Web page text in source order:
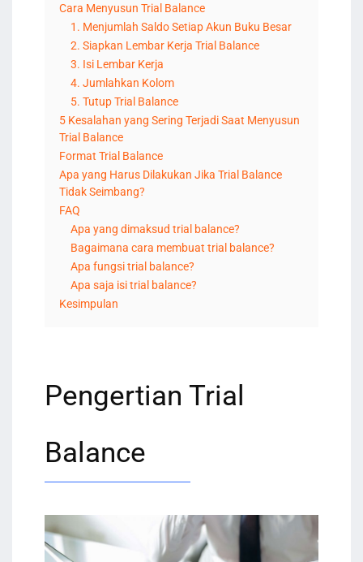
Cara Menyusun Trial Balance
1. Menjumlah Saldo Setiap Akun Buku Besar
2. Siapkan Lembar Kerja Trial Balance
3. Isi Lembar Kerja
4. Jumlahkan Kolom
5. Tutup Trial Balance
5 Kesalahan yang Sering Terjadi Saat Menyusun
Trial Balance
Format Trial Balance
Apa yang Harus Dilakukan Jika Trial Balance
Tidak Seimbang?
FAQ
Apa yang dimaksud trial balance?
Bagaimana cara membuat trial balance?
Apa fungsi trial balance?
Apa saja isi trial balance?
Kesimpulan
Pengertian Trial
Balance